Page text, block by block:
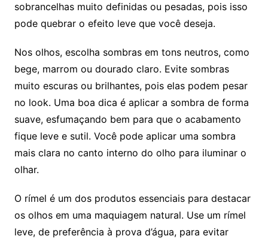
sobrancelhas muito definidas ou pesadas, pois isso
pode quebrar o efeito leve que você deseja.
Nos olhos, escolha sombras em tons neutros, como
bege, marrom ou dourado claro. Evite sombras
muito escuras ou brilhantes, pois elas podem pesar
no look. Uma boa dica é aplicar a sombra de forma
suave, esfumaçando bem para que o acabamento
fique leve e sutil. Você pode aplicar uma sombra
mais clara no canto interno do olho para iluminar o
olhar.
O rímel é um dos produtos essenciais para destacar
os olhos em uma maquiagem natural. Use um rímel
leve, de preferência à prova d’água, para evitar